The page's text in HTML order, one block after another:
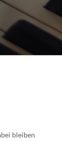
bleiben